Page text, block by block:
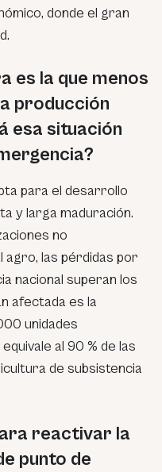
donde el gran
es la que menos
producción
esa situación
para el desarrollo
y larga maduración.
no
agro, las pérdidas por
nacional superan los
afectada es la
unidades
al 90 % de las
de subsistencia
reactivar la
punto de